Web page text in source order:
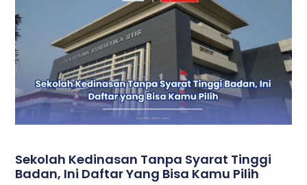
Sekolah Kedinasan Tanpa Syarat Tinggi
Badan, Ini Daftar Yang Bisa Kamu Pilih